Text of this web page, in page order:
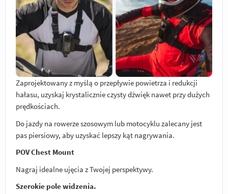
Zaprojektowany z myślą o przepływie powietrza i redukcji
hałasu, uzyskaj krystalicznie czysty dźwięk nawet przy dużych
prędkościach.
Do jazdy na rowerze szosowym lub motocyklu zalecany jest
pas piersiowy, aby uzyskać lepszy kąt nagrywania.
POV Chest Mount
Nagraj idealne ujęcia z Twojej perspektywy.
Szerokie pole widzenia.